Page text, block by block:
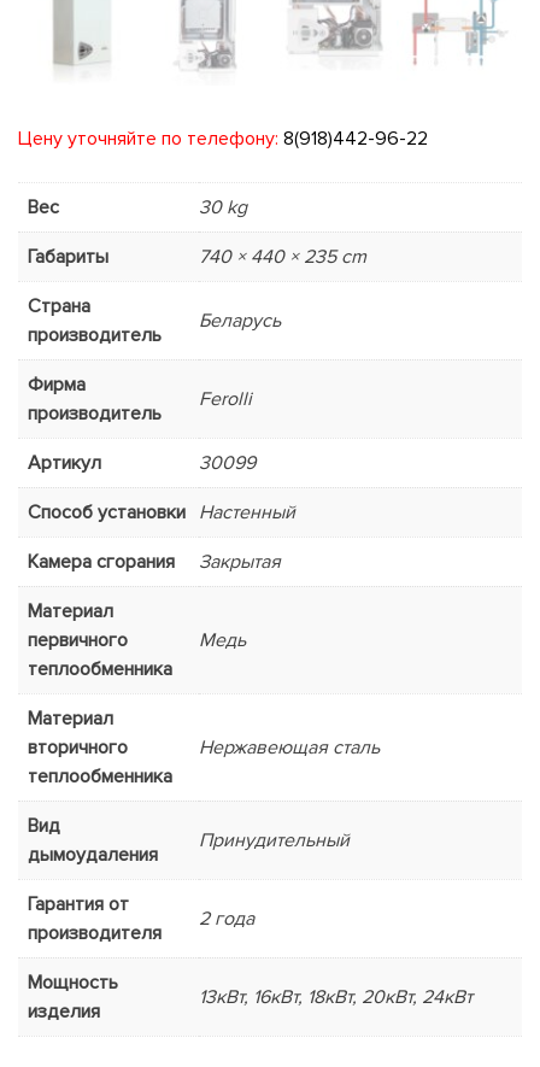
Цену уточняйте по телефону: 8(918)442-96-22
Вес 30 kg
Габариты 740 × 440 × 235 cm
Страна
производитель
Беларусь
Фирма
производитель
Ferolli
Артикул 30099
Способ установки Настенный
Камера сгорания Закрытая
Материал
первичного
теплообменника
Медь
Материал
вторичного
теплообменника
Нержавеющая сталь
Вид
дымоудаления
Принудительный
Гарантия от
производителя
2 года
Мощность
изделия
13кВт, 16кВт, 18кВт, 20кВт, 24кВт